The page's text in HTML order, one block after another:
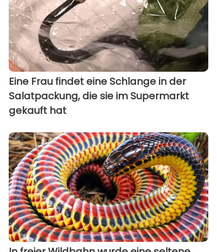
Eine Frau findet eine Schlange in der
Salatpackung, die sie im Supermarkt
gekauft hat